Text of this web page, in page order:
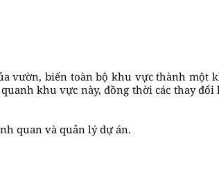
vườn, biến toàn bộ khu vực thành một
khu vực này, đồng thời các thay
quan và quản lý dự án.